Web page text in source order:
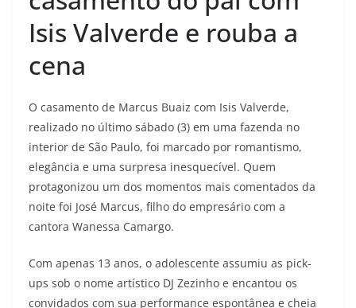
Isis Valverde e rouba a
cena
O casamento de Marcus Buaiz com Isis Valverde,
realizado no último sábado (3) em uma fazenda no
interior de São Paulo, foi marcado por romantismo,
elegância e uma surpresa inesquecível. Quem
protagonizou um dos momentos mais comentados da
noite foi José Marcus, filho do empresário com a
cantora Wanessa Camargo.
Com apenas 13 anos, o adolescente assumiu as pick-
ups sob o nome artístico DJ Zezinho e encantou os
convidados com sua performance espontânea e cheia